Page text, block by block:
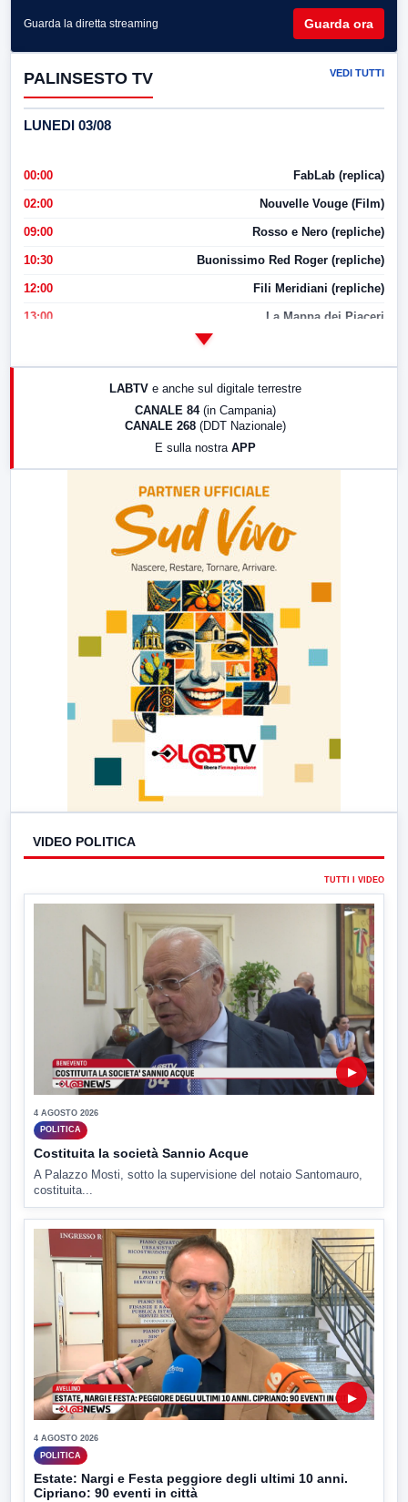
Guarda la diretta streaming Guarda ora
PALINSESTO TV VEDI TUTTI
LUNEDI 03/08
00:00 FabLab (replica)
02:00 Nouvelle Vouge (Film)
09:00 Rosso e Nero (repliche)
10:30 Buonissimo Red Roger (repliche)
12:00 Fili Meridiani (repliche)
13:00 La Mappa dei Piaceri
17:00 LabNews (replica)
LABTV e anche sul digitale terrestre
CANALE 84 (in Campania)
CANALE 268 (DDT Nazionale)
E sulla nostra APP
VIDEO POLITICA
TUTTI I VIDEO
▶
4 AGOSTO 2026
POLITICA
Costituita la società Sannio Acque
A Palazzo Mosti, sotto la supervisione del notaio Santomauro,
costituita...
▶
4 AGOSTO 2026
POLITICA
Estate: Nargi e Festa peggiore degli ultimi 10 anni.
Cipriano: 90 eventi in città